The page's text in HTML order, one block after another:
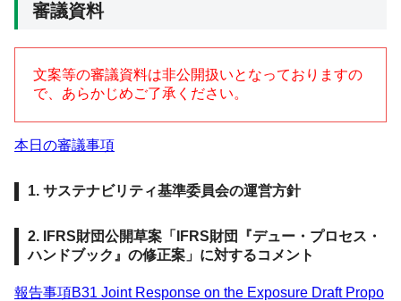
審議資料
文案等の審議資料は非公開扱いとなっておりますの
で、あらかじめご了承ください。
本日の審議事項
1. サステナビリティ基準委員会の運営方針
2. IFRS財団公開草案「IFRS財団『デュー・プロセス・
ハンドブック』の修正案」に対するコメント
報告事項B31 Joint Response on the Exposure Draft Propo